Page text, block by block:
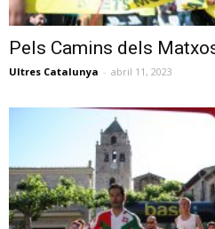
Pels Camins dels
Ultres Catalunya - abril 11, 2023